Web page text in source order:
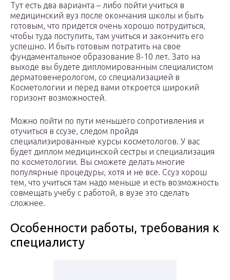
Тут есть два варианта – либо пойти учиться в
медицинский вуз после окончания школы и быть
готовым, что придется очень хорошо потрудиться,
чтобы туда поступить, там учиться и закончить его
успешно. И быть готовым потратить на свое
фундаментальное образование 8-10 лет. Зато на
выходе вы будете дипломированным специалистом
дерматовенерологом, со специализацией в
Косметологии и перед вами откроется широкий
горизонт возможностей.
Можно пойти по пути меньшего сопротивления и
отучиться в ссузе, следом пройдя
специализированные курсы косметологов. У вас
будет диплом медицинской сестры и специализация
по косметологии. Вы сможете делать многие
популярные процедуры, хотя и не все. Ссуз хорош
тем, что учиться там надо меньше и есть возможность
совмещать учебу с работой, в вузе это сделать
сложнее.
Особенности работы, требования к
специалисту